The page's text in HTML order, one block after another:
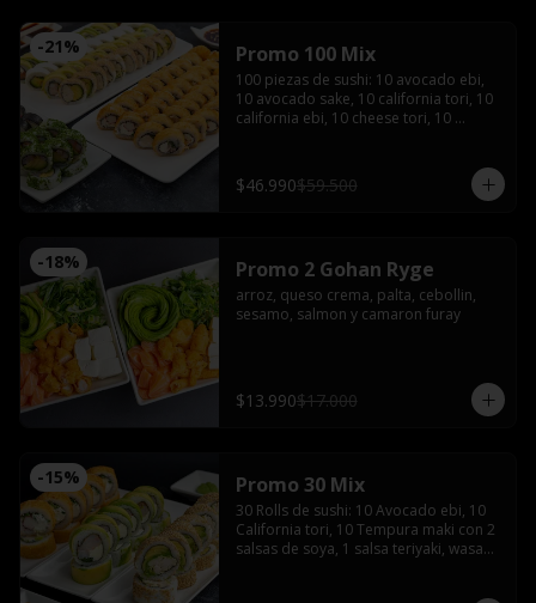
-21% Promo 100 Mix
100 piezas de sushi: 10 avocado ebi,
10 avocado sake, 10 california tori, 10
california ebi, 10 cheese tori, 10
palitos, 6 salsas de soya, 4 salsas
teriyaki,2 wasabi y 2 jengibres
$46.990$59.500
-18% Promo 2 Gohan Ryge
arroz, queso crema, palta, cebollin,
sesamo, salmon y camaron furay
$13.990$17.000
-15% Promo 30 Mix
30 Rolls de sushi: 10 Avocado ebi, 10
California tori, 10 Tempura maki con 2
salsas de soya, 1 salsa teriyaki, wasabi,